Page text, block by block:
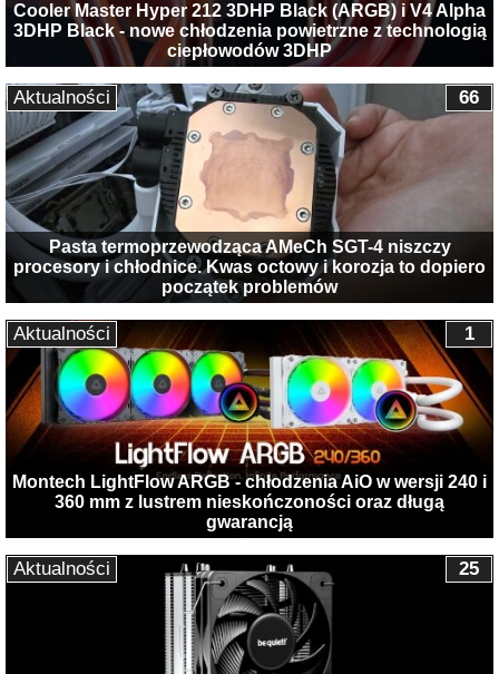
Cooler Master Hyper 212 3DHP Black (ARGB) i V4 Alpha
3DHP Black - nowe chłodzenia powietrzne z technologią
ciepłowodów 3DHP
Pasta termoprzewodząca AMeCh SGT-4 niszczy
procesory i chłodnice. Kwas octowy i korozja to dopiero
początek problemów
66
Aktualności
Montech LightFlow ARGB - chłodzenia AiO w wersji 240 i
360 mm z lustrem nieskończoności oraz długą
gwarancją
1
Aktualności
25
Aktualności